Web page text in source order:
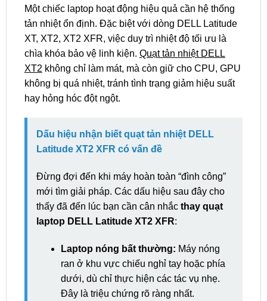
Một chiếc laptop hoạt động hiệu quả cần hệ thống
tản nhiệt ổn định. Đặc biệt với dòng DELL Latitude
XT, XT2, XT2 XFR, việc duy trì nhiệt độ tối ưu là
chìa khóa bảo vệ linh kiện. Quạt tản nhiệt DELL
XT2 không chỉ làm mát, mà còn giữ cho CPU, GPU
không bị quá nhiệt, tránh tình trạng giảm hiệu suất
hay hỏng hóc đột ngột.
Dấu hiệu nhận biết quạt tản nhiệt DELL
Latitude XT2 XFR có vấn đề
Đừng đợi đến khi máy hoàn toàn “đình công”
mới tìm giải pháp. Các dấu hiệu sau đây cho
thấy đã đến lúc bạn cần cân nhắc thay quạt
laptop DELL Latitude XT2 XFR:
Laptop nóng bất thường: Máy nóng
ran ở khu vực chiếu nghỉ tay hoặc phía
dưới, dù chỉ thực hiện các tác vụ nhẹ.
Đây là triệu chứng rõ ràng nhất.